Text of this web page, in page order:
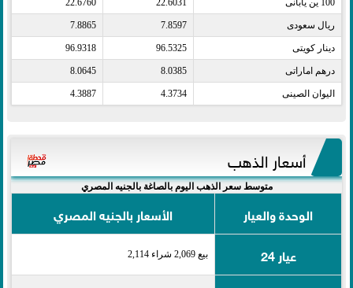
100 ين يابانى​ 22.6031
22.6760
ريال سعودى​ 7.8597
7.8865
دينار كويتى​ 96.5325
96.9318
درهم اماراتى​ 8.0385
8.0645
اليوان الصينى​ 4.3734
4.3887
أسعار الذهب
متوسط سعر الذهب اليوم بالصاغة بالجنيه المصري
الوحدة والعيار
الأسعار بالجنيه المصري
عيار 24
بيع 2,069 شراء 2,114